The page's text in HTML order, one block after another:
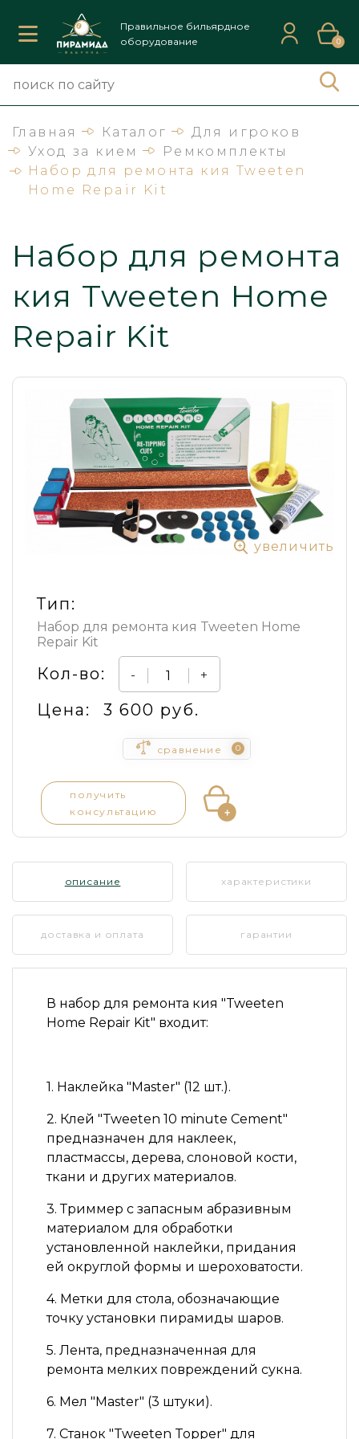
Правильное бильярдное
оборудование
0
Главная Каталог
Для игроков
Уход за кием
Ремкомплекты
Набор для ремонта кия Tweeten
Home Repair Kit
Набор для ремонта
кия Tweeten Home
Repair Kit
увеличить
Тип:
Набор для ремонта кия Tweeten Home
Repair Kit
Кол-во: - +
Цена: 3 600 руб.
сравнение 0
получить
консультацию
описание характеристики
доставка и оплата гарантии
В набор для ремонта кия "Tweeten
Home Repair Kit" входит:
1. Наклейка "Master" (12 шт.).
2. Клей "Tweeten 10 minute Cement"
предназначен для наклеек,
пластмассы, дерева, слоновой кости,
ткани и других материалов.
3. Триммер с запасным абразивным
материалом для обработки
установленной наклейки, придания
ей округлой формы и шероховатости.
4. Метки для стола, обозначающие
точку установки пирамиды шаров.
5. Лента, предназначенная для
ремонта мелких повреждений сукна.
6. Мел "Master" (3 штуки).
7. Станок "Tweeten Topper" для